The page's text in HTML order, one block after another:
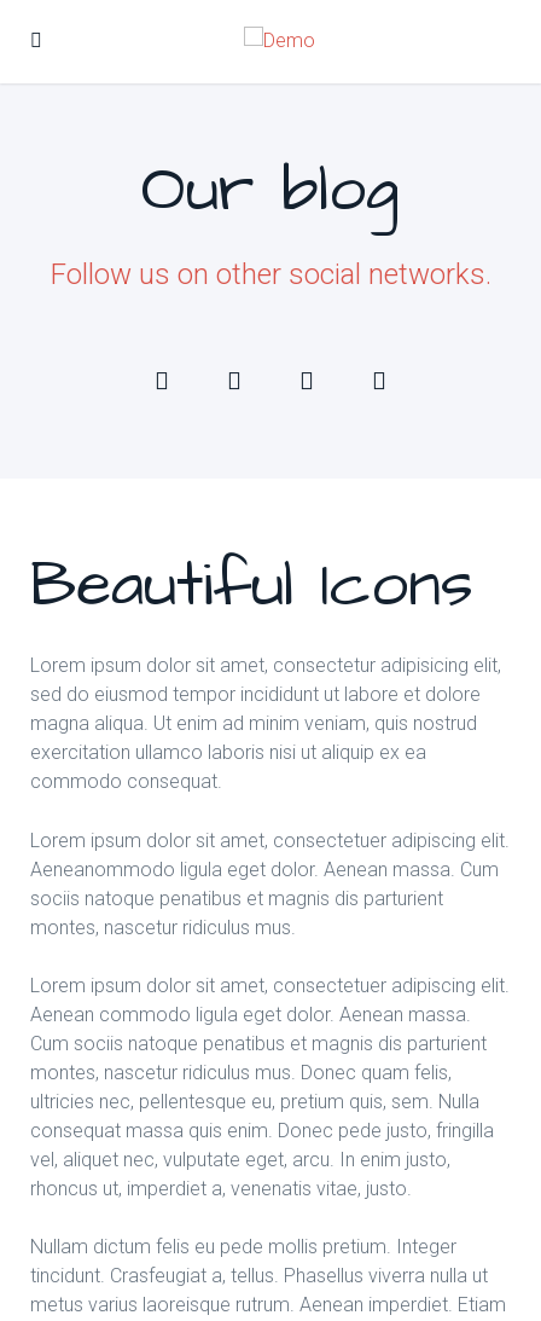
Our blog
Follow us on other social networks.
Beautiful Icons
Lorem ipsum dolor sit amet, consectetur adipisicing elit,
sed do eiusmod tempor incididunt ut labore et dolore
magna aliqua. Ut enim ad minim veniam, quis nostrud
exercitation ullamco laboris nisi ut aliquip ex ea
commodo consequat.
Lorem ipsum dolor sit amet, consectetuer adipiscing elit.
Aeneanommodo ligula eget dolor. Aenean massa. Cum
sociis natoque penatibus et magnis dis parturient
montes, nascetur ridiculus mus.
Lorem ipsum dolor sit amet, consectetuer adipiscing elit.
Aenean commodo ligula eget dolor. Aenean massa.
Cum sociis natoque penatibus et magnis dis parturient
montes, nascetur ridiculus mus. Donec quam felis,
ultricies nec, pellentesque eu, pretium quis, sem. Nulla
consequat massa quis enim. Donec pede justo, fringilla
vel, aliquet nec, vulputate eget, arcu. In enim justo,
rhoncus ut, imperdiet a, venenatis vitae, justo.
Nullam dictum felis eu pede mollis pretium. Integer
tincidunt. Crasfeugiat a, tellus. Phasellus viverra nulla ut
metus varius laoreisque rutrum. Aenean imperdiet. Etiam